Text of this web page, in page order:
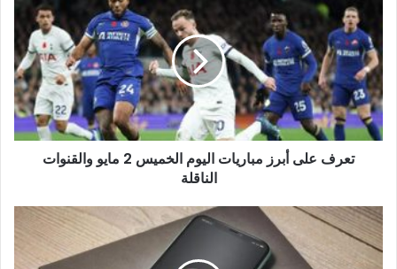
مباريات
اليوم
الخميس
2
مايو
والقنوات
الناقلة
تعرف على أبرز مباريات اليوم الخميس 2 مايو والقنوات
الناقلة
كيف
يصل
ملايين